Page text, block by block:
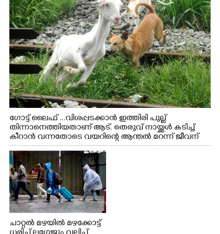
ഗോട്ട് ലൈഫ് ...വിശപ്പടക്കാൻ ഇത്തിരി പുല്ല്
തിന്നാനെത്തിയതാണ് ആട്. തെരുവ് നായ്ക്കൾ കടിച്ച്
കീറാൻ വന്നതോടെ വയറിന്റെ ആന്തൽ മറന്ന് ജീവന്
വേണ്ടിയായി ഓട്ടം. എറണാകുളം വാത്തുരുത്തിയിൽ
നിന്നുള്ള കാഴ്ച
ചാറ്റൽ മഴയിൽ മഴക്കോട്ട്